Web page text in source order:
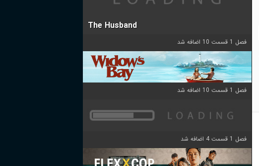
The Husband
فصل 1 قسمت 10 اضافه شد
فصل 1 قسمت 10 اضافه شد
فصل 1 قسمت 4 اضافه شد